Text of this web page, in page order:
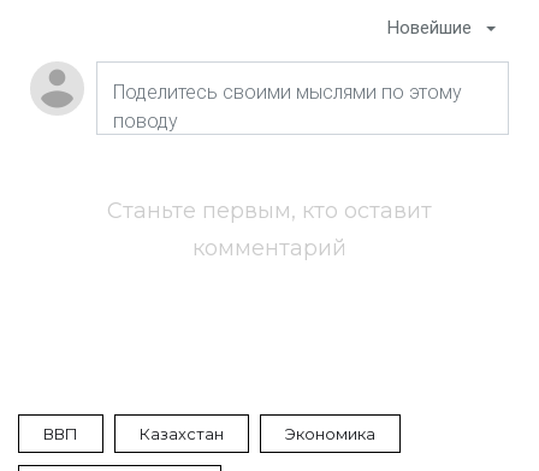
Новейшие
Станьте первым, кто оставит
комментарий
ВВП Казахстан Экономика